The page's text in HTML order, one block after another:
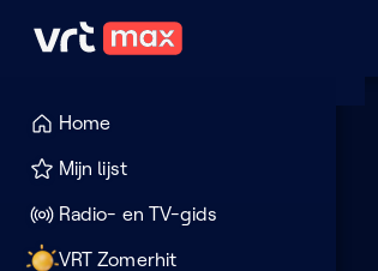
Naar hoofdinhoud
Home
Mijn lijst
Radio- en TV-gids
VRT Zomerhit